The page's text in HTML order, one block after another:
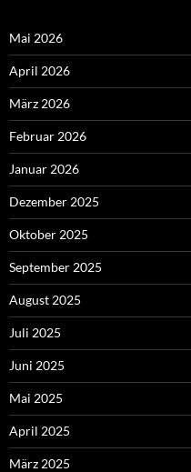
Mai 2026
April 2026
März 2026
Februar 2026
Januar 2026
Dezember 2025
Oktober 2025
September 2025
August 2025
Juli 2025
Juni 2025
Mai 2025
April 2025
März 2025